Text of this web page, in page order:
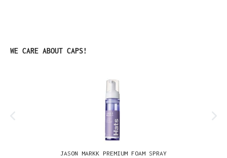
Produktgalerie überspringen
WE CARE ABOUT CAPS!
JASON MARKK PREMIUM FOAM SPRAY